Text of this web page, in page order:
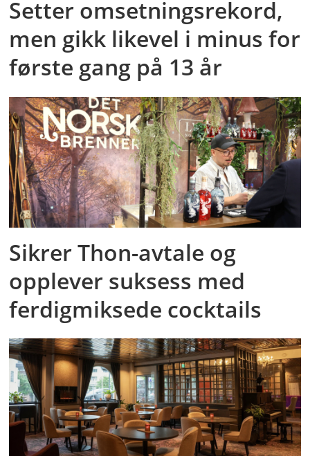
Setter omsetningsrekord,
men gikk likevel i minus for
første gang på 13 år
Sikrer Thon-avtale og
opplever suksess med
ferdigmiksede cocktails